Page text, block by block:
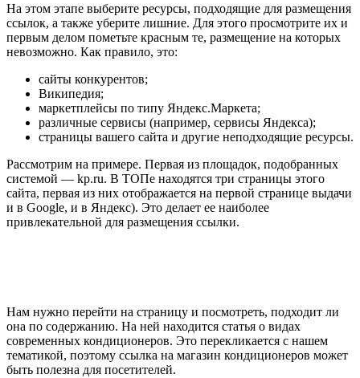
На этом этапе выберите ресурсы, подходящие для размещения
ссылок, а также уберите лишние. Для этого просмотрите их и
первым делом пометьте красным те, размещение на которых
невозможно. Как правило, это:
сайты конкурентов;
Википедия;
маркетплейсы по типу Яндекс.Маркета;
различные сервисы (например, сервисы Яндекса);
страницы вашего сайта и другие неподходящие ресурсы.
Рассмотрим на примере. Первая из площадок, подобранных
системой — kp.ru. В ТОПе находятся три страницы этого
сайта, первая из них отображается на первой странице выдачи
и в Google, и в Яндекс). Это делает ее наиболее
привлекательной для размещения ссылки.
Нам нужно перейти на страницу и посмотреть, подходит ли
она по содержанию. На ней находится статья о видах
современных кондиционеров. Это перекликается с нашем
тематикой, поэтому ссылка на магазин кондиционеров может
быть полезна для посетителей.